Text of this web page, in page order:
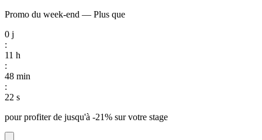
Promo du week-end — Plus que
0 j
:
11 h
:
48 min
:
21 s
pour profiter de jusqu'à -21% sur votre stage